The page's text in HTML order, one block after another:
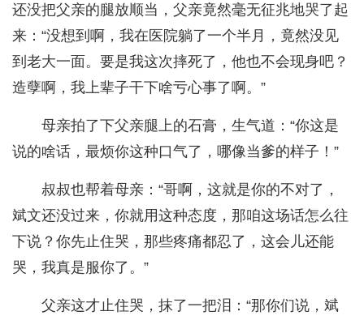
还没把父亲的腿放顺当，父亲竟然毫无征兆地哭了起
来：“没想到啊，我在医院躺了一个半月，竟然没见
到老大一面。要是我这次摔死了，他也不会现身吧？
造孽啊，我上辈子干下啥亏心事了啊。”
母亲拍了下父亲腿上的石膏，生气道：“你这是
说的啥话，最烦你这种口气了，哪像当爹的样子！”
叔叔也帮着母亲：“哥啊，这就是你的不对了，
斌文还没过来，你就用这种态度，那咱这场话怎么往
下说？你先止住哭，那些疼痛都忍了，这会儿还能
哭，我真是服你了。”
父亲这才止住哭，抹了一把泪：“那你们说，斌